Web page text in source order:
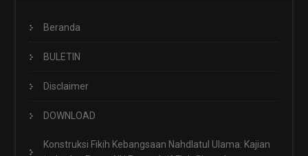
Beranda
BULETIN
Disclaimer
DOWNLOAD
Konstruksi Fikih Kebangsaan Nahdlatul Ulama: Kajian